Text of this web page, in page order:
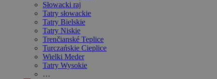
Słowacki raj
Tatry słowackie
Tatry Bielskie
Tatry Niskie
Trenčianské Teplice
Turczańskie Cieplice
Wielki Meder
Tatry Wysokie
…